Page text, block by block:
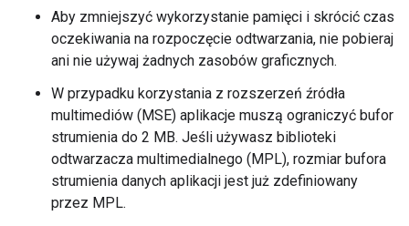
Aby zmniejszyć wykorzystanie pamięci i skrócić czas
oczekiwania na rozpoczęcie odtwarzania, nie pobieraj
ani nie używaj żadnych zasobów graficznych.
W przypadku korzystania z rozszerzeń źródła
multimediów (MSE) aplikacje muszą ograniczyć bufor
strumienia do 2 MB. Jeśli używasz biblioteki
odtwarzacza multimedialnego (MPL), rozmiar bufora
strumienia danych aplikacji jest już zdefiniowany
przez MPL.